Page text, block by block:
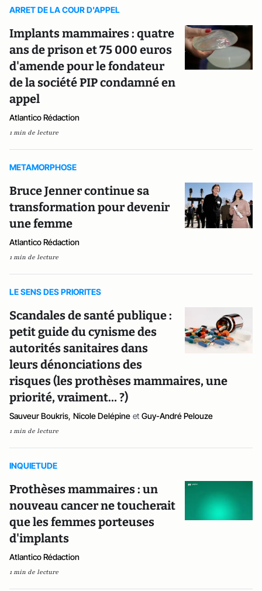
ARRET DE LA COUR D'APPEL
Implants mammaires : quatre
ans de prison et 75 000 euros
d'amende pour le fondateur
de la société PIP condamné en
appel
Atlantico Rédaction
1 min de lecture
METAMORPHOSE
Bruce Jenner continue sa
transformation pour devenir
une femme
Atlantico Rédaction
1 min de lecture
LE SENS DES PRIORITES
Scandales de santé publique :
petit guide du cynisme des
autorités sanitaires dans
leurs dénonciations des
risques (les prothèses mammaires, une
priorité, vraiment… ?)
Sauveur Boukris, Nicole Delépine et Guy-André Pelouze
1 min de lecture
INQUIETUDE
Prothèses mammaires : un
nouveau cancer ne toucherait
que les femmes porteuses
d'implants
Atlantico Rédaction
1 min de lecture